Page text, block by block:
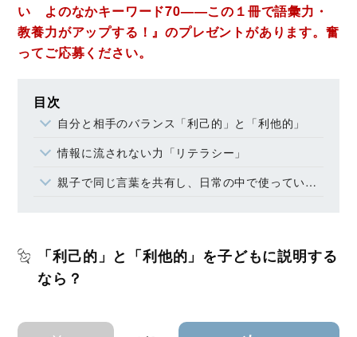
い よのなかキーワード70——この１冊で語彙力・
教養力がアップする！』のプレゼントがあります。奮
ってご応募ください。
目次
自分と相手のバランス「利己的」と「利他的」
情報に流されない力「リテラシー」
親子で同じ言葉を共有し、日常の中で使っていくこと
「利己的」と「利他的」を子どもに説明する
なら？